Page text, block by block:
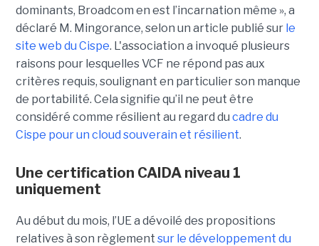
dominants, Broadcom en est l’incarnation même », a
déclaré M. Mingorance, selon un article publié sur le
site web du Cispe. L'association a invoqué plusieurs
raisons pour lesquelles VCF ne répond pas aux
critères requis, soulignant en particulier son manque
de portabilité. Cela signifie qu’il ne peut être
considéré comme résilient au regard du cadre du
Cispe pour un cloud souverain et résilient.
Une certification CAIDA niveau 1
uniquement
Au début du mois, l’UE a dévoilé des propositions
relatives à son règlement sur le développement du